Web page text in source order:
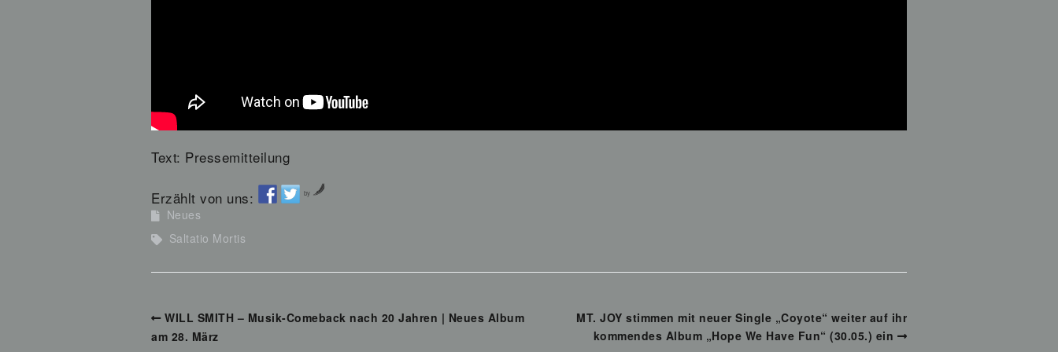
Text: Pressemitteilung
Erzählt von uns: by
Neues
Saltatio Mortis
WILL SMITH – Musik-Comeback nach 20 Jahren | Neues Album
am 28. März
MT. JOY stimmen mit neuer Single „Coyote“ weiter auf ihr
kommendes Album „Hope We Have Fun“ (30.05.) ein